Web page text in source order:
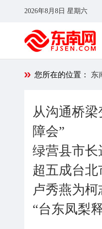
2026年8月8日 星期六
您所在的位置： 东
从沟通桥
障会”
绿营县市
超五成台
卢秀燕为
“台东凤梨